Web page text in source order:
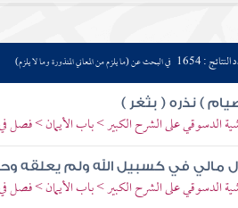
: 1654 في البحث عن (ما يلزم من المعاني المنذورة وما لا يلزم)
) نذره ( بثغر )
الدسوقي على الشرح الكبير > باب الأيمان > فصل
مالي في كسبيل الله ولم يعلقه
الدسوقي على الشرح الكبير > باب الأيمان > فصل